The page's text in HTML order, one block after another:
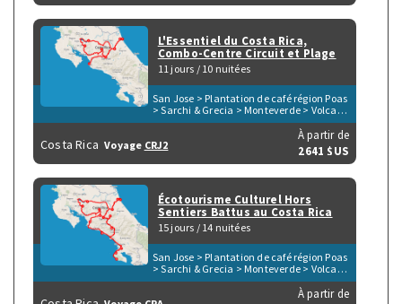
L'Essentiel du Costa Rica,
Combo-Centre Circuit et Plage
11 jours / 10 nuitées
San Jose > Plantation de café région Poas
> Sarchi & Grecia > Monteverde > Volcan
Arenal > Tortuguero > Playa Herradura &
Costa Rica Voyage CRJ2
À partir de
2641 $US
Écotourisme Culturel Hors
Sentiers Battus au Costa Rica
15 jours / 14 nuitées
San Jose > Plantation de café région Poas
> Sarchi & Grecia > Monteverde > Volcan
Arenal > Tortuguero > Parc du Volcan
Irazu > San Gerardo de Dota > Péninsule
À partir de